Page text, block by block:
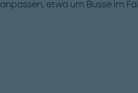
anpassen, etwa um Busse im